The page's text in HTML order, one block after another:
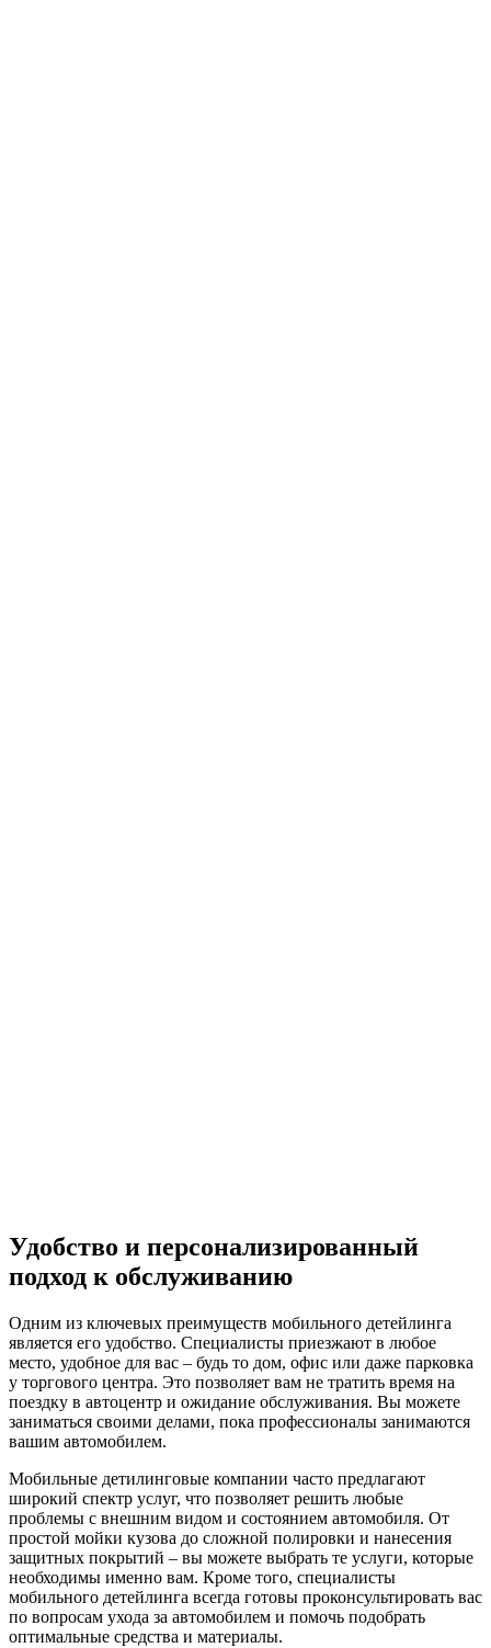
Удобство и персонализированный
подход к обслуживанию
Одним из ключевых преимуществ мобильного детейлинга
является его удобство. Специалисты приезжают в любое
место, удобное для вас – будь то дом, офис или даже парковка
у торгового центра. Это позволяет вам не тратить время на
поездку в автоцентр и ожидание обслуживания. Вы можете
заниматься своими делами, пока профессионалы занимаются
вашим автомобилем.
Мобильные детилинговые компании часто предлагают
широкий спектр услуг, что позволяет решить любые
проблемы с внешним видом и состоянием автомобиля. От
простой мойки кузова до сложной полировки и нанесения
защитных покрытий – вы можете выбрать те услуги, которые
необходимы именно вам. Кроме того, специалисты
мобильного детейлинга всегда готовы проконсультировать вас
по вопросам ухода за автомобилем и помочь подобрать
оптимальные средства и материалы.